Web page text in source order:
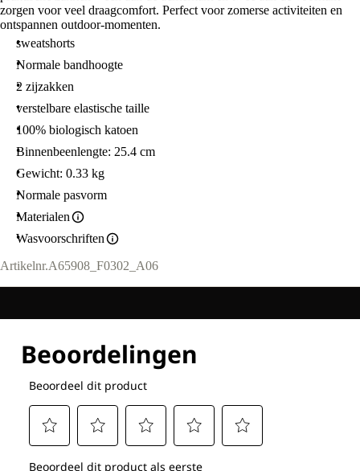
zorgen voor veel draagcomfort. Perfect voor zomerse activiteiten en
ontspannen outdoor-momenten.
sweatshorts
Normale bandhoogte
2 zijzakken
verstelbare elastische taille
100% biologisch katoen
Binnenbeenlengte: 25.4 cm
Gewicht: 0.33 kg
Normale pasvorm
Materialen
Wasvoorschriften
Artikelnr.A65908_F0302_A06